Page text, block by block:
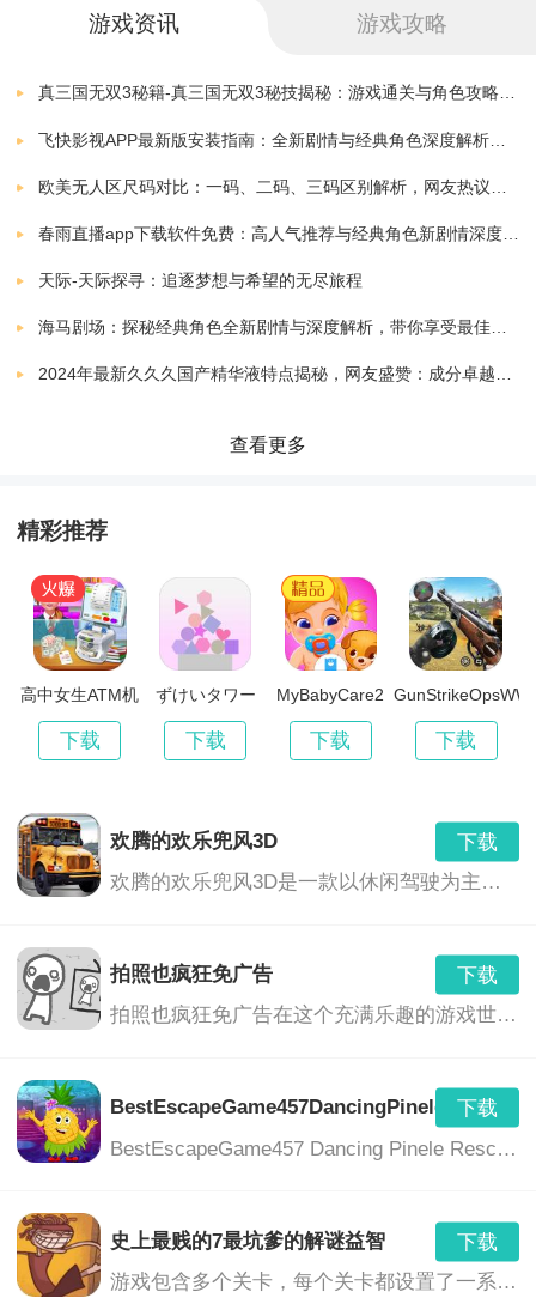
1、经典的横版闯关视角感受不同的闯关乐趣;
2、把握奔跑的节奏和速度，灵活避开障碍冲刺;
3、时刻注意后方的海啸位置拉开距离避免追上。
游戏玩法
你比你的朋友更好吗?您能登上排行榜的顶端吗?
游戏资讯 游戏攻略
真三国无双3秘籍-真三国无双3秘技揭秘：游戏通关与角色攻略全解析
天际-天际探寻：追逐梦想与希望的无尽旅程
查看更多
精彩推荐
高中女生ATM机
下载
ずけいタワー
下载
MyBabyCare2
下载 下载
欢腾的欢乐兜风3D
下载
欢腾的欢乐兜风3D是一款以休闲驾驶为主题的游戏，玩家将在美丽的3D环境中驾驶各种车辆，享受驾驶的乐趣，同时与朋友们一起分享欢乐的时光。游戏提供了丰富的车辆选择、多样的场景和任务，让玩家沉浸在刺激、轻松和充满乐趣的游戏世界中。
拍照也疯狂免广告
下载
拍照也疯狂免广告在这个充满乐趣的游戏世界中，你将带领你的相机挑战各种奇特的谜题，利用各种道具，以完成挑战并解开更多的隐藏区域。这是一个真正疯狂的拍照冒险旅程，没有任何广告的打扰，只为你带来纯粹的游戏乐趣。
下载
BestEscapeGame457 Dancing Pinele Rescue Game是一款独具特色的休闲解谜冒险游戏。游戏中，玩家将扮演一位勇敢的冒险者，在神秘的森林中展开一场刺激的逃脱冒险。玩家需要运用智慧和勇气，解开各种谜题，拯救被困在跳舞松树中的朋友。
史上最贱的7最坑爹的解谜益智
下载
游戏包含多个关卡，每个关卡都设置了一系列谜题和挑战。玩家需要通过思考、观察、操作等方式，解开谜题，完成挑战。游戏中的谜题设计丰富多样，包括图形推理、文字游戏、物理难题等等，充分考验玩家的智慧和反应能力。